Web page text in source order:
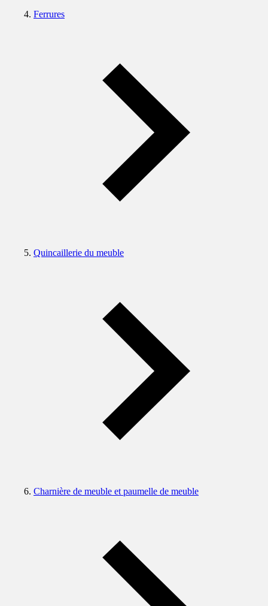
Ferrures
Quincaillerie du meuble
Charnière de meuble et paumelle de meuble